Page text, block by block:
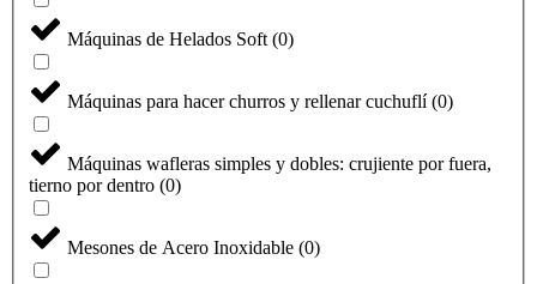
Máquinas de Helados Soft (0)
Máquinas para hacer churros y rellenar cuchuflí (0)
Máquinas wafleras simples y dobles: crujiente por fuera,
tierno por dentro (0)
Mesones de Acero Inoxidable (0)